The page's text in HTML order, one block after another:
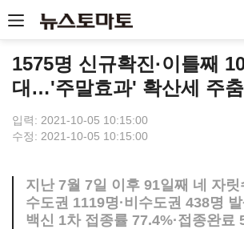
1575명 신규확진·이틀째
대…'주말효과' 확산세 주
입력: 2021-10-05 10:15:00
수정: 2021-10-05 10:15:00
지난 7월 7일 이후 91일째 네 자릿
수도권 1119명·비수도권 438명 발
백신 1차 접종률 77.4%·접종완료